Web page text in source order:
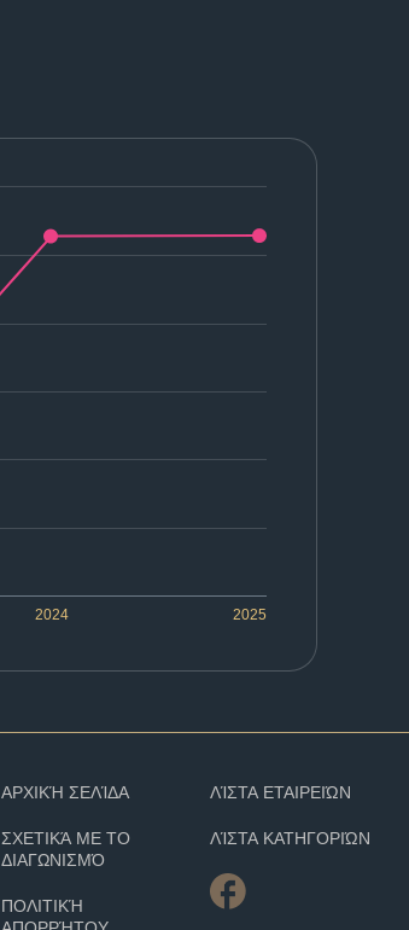
2024 2025
ΑΡΧΙΚΉ ΣΕΛΊΔΑ
ΣΧΕΤΙΚΆ ΜΕ ΤΟ
ΔΙΑΓΩΝΙΣΜΌ
ΠΟΛΙΤΙΚΉ
ΛΊΣΤΑ ΕΤΑΙΡΕΙΏΝ
ΛΊΣΤΑ ΚΑΤΗΓΟΡΙΏΝ